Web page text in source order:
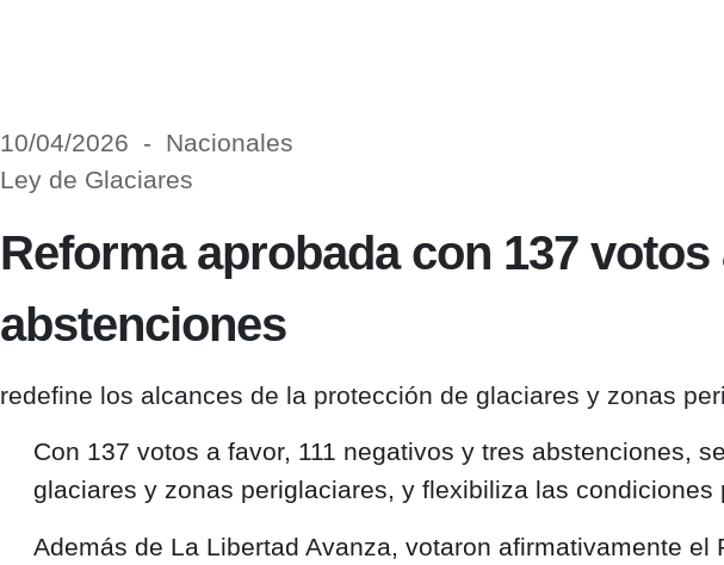
10/04/2026 - Nacionales
Ley de Glaciares
Reforma aprobada con 137
abstenciones
redefine los alcances de la protección de glaciares y zonas
Con 137 votos a favor, 111 negativos y tres abstenciones,
glaciares y zonas periglaciares, y flexibiliza las
Además de La Libertad Avanza, votaron afirmativamente